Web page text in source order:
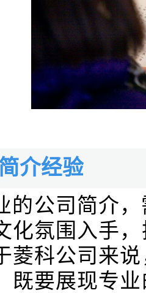
介经验
的公司简介
化氛围入手
菱科公司来
既要展现专